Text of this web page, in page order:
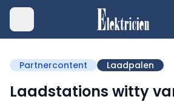
Partnercontent Laadpalen
Laadstations witty